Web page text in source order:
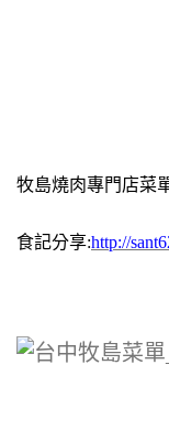
牧島燒肉專門店菜
食記分享:http://